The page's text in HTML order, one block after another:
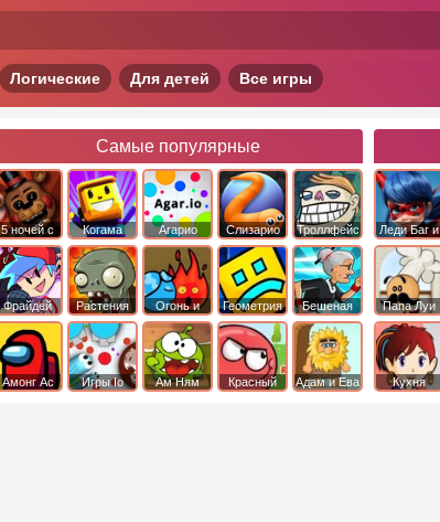
Логические Для детей Все игры
Самые популярные
5 ночей с
фредди
Когама Агарио Слизарио
Троллфейс
квест
Фрайдей
Найт
Фанкин
Растения
против
Зомби
Огонь и
Вода
Геометрия
Даш
Бешеная
бабка
сбежала из
психушки
Амонг Ас Игры Io Ам Ням
Красный
Адам и Ева
Леди Баг и
Супер Кот
Папа Луи
Кухня